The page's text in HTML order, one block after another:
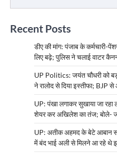
Recent Posts
डीए की मांग: पंजाब के कर्मचारी-
लिए बढ़े; पुलिस ने चलाई वाटर
UP Politics: जयंत चौधरी को
ने रालोद से दिया इस्तीफा; BJP
UP: पंखा लगाकर सुखाया जा
शेयर कर अखिलेश का तंज; बोले-
UP: अतीक अहमद के बेटे आबान
में बंद भाई अली से मिलने आ रहे थे